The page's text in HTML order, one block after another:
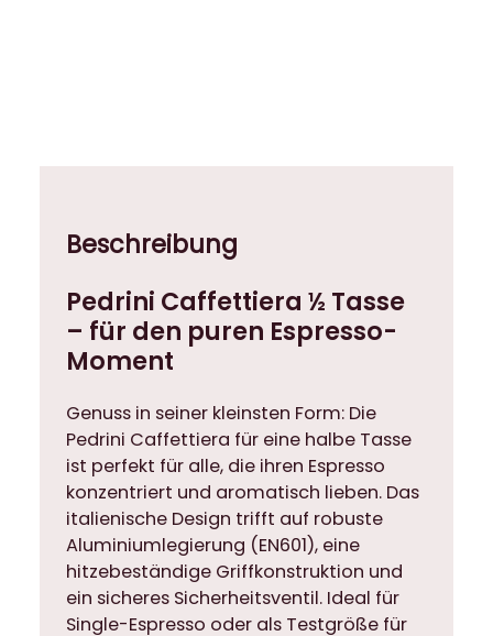
Beschreibung
Pedrini Caffettiera ½ Tasse
– für den puren Espresso-
Moment
Genuss in seiner kleinsten Form: Die
Pedrini Caffettiera für eine halbe Tasse
ist perfekt für alle, die ihren Espresso
konzentriert und aromatisch lieben. Das
italienische Design trifft auf robuste
Aluminiumlegierung (EN601), eine
hitzebeständige Griffkonstruktion und
ein sicheres Sicherheitsventil. Ideal für
Single-Espresso oder als Testgröße für